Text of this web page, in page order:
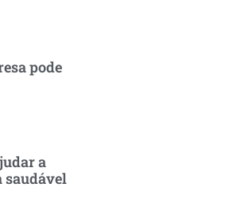
pode
a
saudável